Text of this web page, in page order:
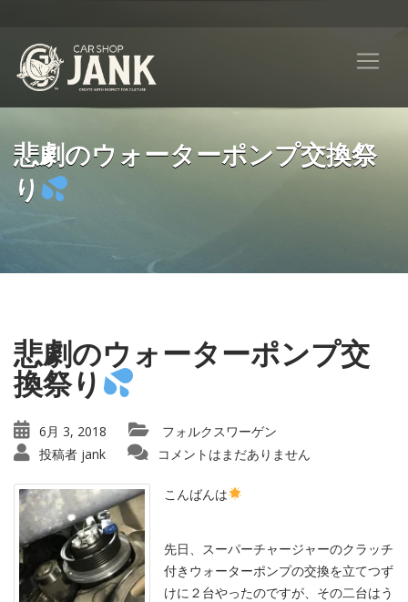
悲劇のウォーターポンプ交換祭
り
悲劇のウォーターポンプ交
換祭り
6月 3, 2018
フォルクスワーゲン
投稿者 jank コメントはまだありません
こんばんは
先日、スーパーチャージャーのクラッチ
付きウォーターポンプの交換を立てつず
けに２台やったのですが、その二台はう